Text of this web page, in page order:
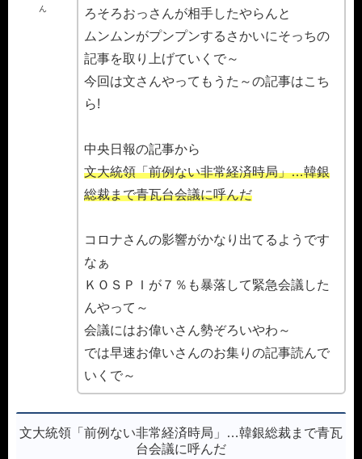
ん
ろそろおっさんが相手したやらんと
ムンムンがプンプンするさかいにそっちの
記事を取り上げていくで～
今回は文さんやってもうた～の記事はこち
ら!
中央日報の記事から
文大統領「前例ない非常経済時局」…韓銀
総裁まで青瓦台会議に呼んだ
コロナさんの影響がかなり出てるようです
なぁ
ＫＯＳＰＩが７％も暴落して緊急会議した
んやって～
会議にはお偉いさん勢ぞろいやわ～
では早速お偉いさんのお集りの記事読んで
いくで～
文大統領「前例ない非常経済時局」…韓銀総裁まで青瓦
台会議に呼んだ